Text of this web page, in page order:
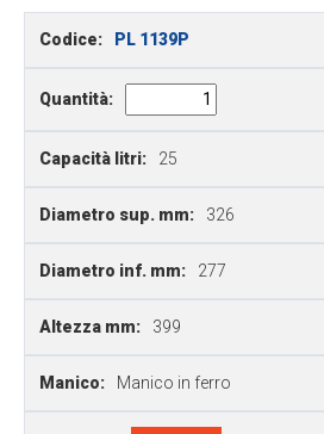
Codice: PL 1139P
Quantità:
Capacità litri: 25
Diametro sup. mm: 326
Diametro inf. mm: 277
Altezza mm: 399
Manico: Manico in ferro